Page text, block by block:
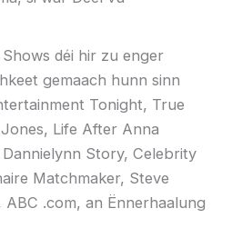
déi hir zu enger
gemaach hunn sinn
Tonight, True
Life After Anna
Story, Celebrity
Matchmaker, Steve
ABC .com, an Ënnerhaalung